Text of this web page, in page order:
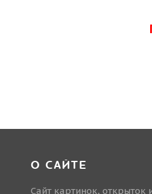
О САЙТЕ
Сайт картинок, открыток